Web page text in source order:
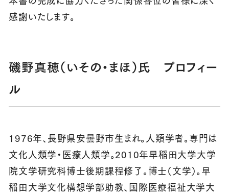
感謝いたします。
磯野真穂（いその・まほ）氏 プロフィー
ル
1976年、長野県安曇野市生まれ。人類学者。専門は
文化人類学・医療人類学。2010年早稲田大学大学
院文学研究科博士後期課程修了。博士（文学）。早
稲田大学文化構想学部助教、国際医療福祉大学大